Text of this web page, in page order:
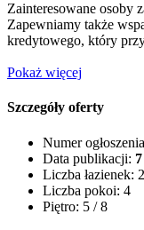
Zainteresowane osoby
Zapewniamy także
kredytowego, który
Pokaż więcej
Szczegóły oferty
Numer
Data publikacji:
Liczba łazienek: 2
Liczba pokoi: 4
Piętro: 5 / 8